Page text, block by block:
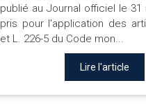
publié au Journal officiel le 31
pris pour l'application des
et L. 226-5 du Code mon...
Lire l'article